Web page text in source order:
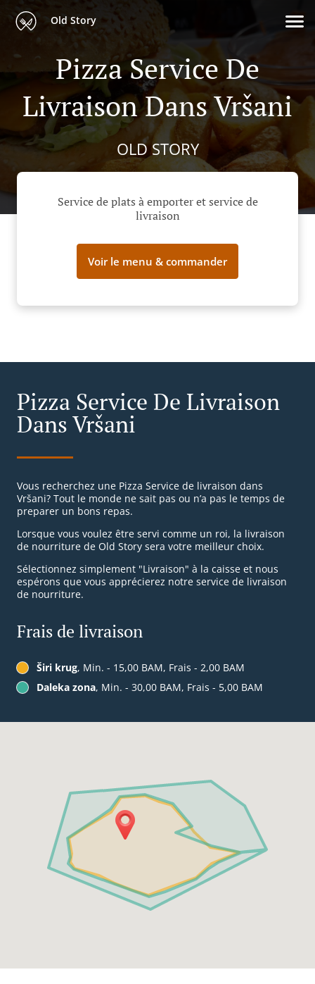
Old Story
Pizza Service De
Livraison Dans Vršani
OLD STORY
Service de plats à emporter et service de
livraison
Voir le menu & commander
Pizza Service De Livraison
Dans Vršani
Vous recherchez une Pizza Service de livraison dans
Vršani? Tout le monde ne sait pas ou n’a pas le temps de
preparer un bons repas.
Lorsque vous voulez être servi comme un roi, la livraison
de nourriture de Old Story sera votre meilleur choix.
Sélectionnez simplement "Livraison" à la caisse et nous
espérons que vous apprécierez notre service de livraison
de nourriture.
Frais de livraison
Širi krug, Min. - 15,00 BAM, Frais - 2,00 BAM
Daleka zona, Min. - 30,00 BAM, Frais - 5,00 BAM